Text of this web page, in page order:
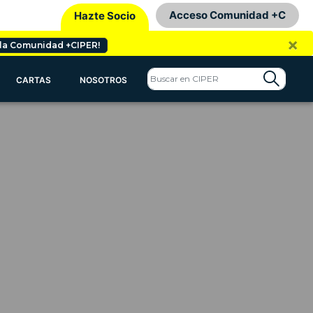
Hazte Socio Acceso Comunidad +C
la Comunidad +CIPER! ×
CARTAS NOSOTROS